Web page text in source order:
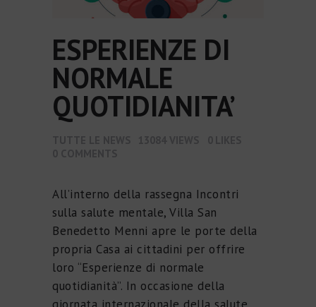
ESPERIENZE DI
NORMALE
QUOTIDIANITA’
All’interno della rassegna Incontri
sulla salute mentale, Villa San
Benedetto Menni apre le porte della
propria Casa ai cittadini per offrire
loro “Esperienze di normale
quotidianità”. In occasione della